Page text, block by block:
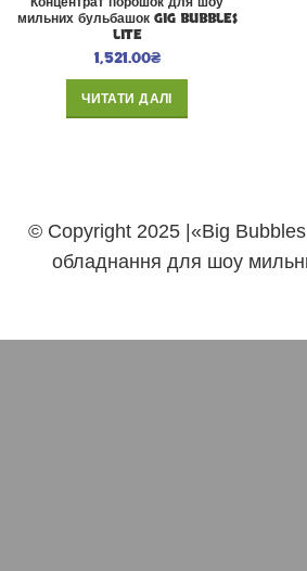
мильних бульбашок GIG BUBBLES
LITE
1,521.00₴
ЧИТАТИ ДАЛІ
© Copyright 2025 |«Big
обладнання для шоу